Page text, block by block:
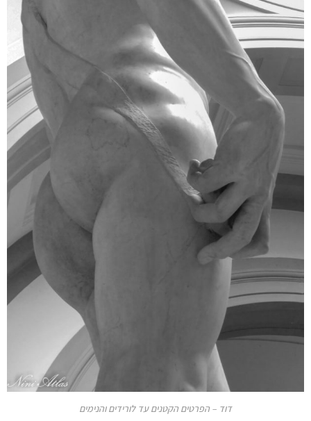
דוד – הפרטים הקטנים עד לורידים והנימים